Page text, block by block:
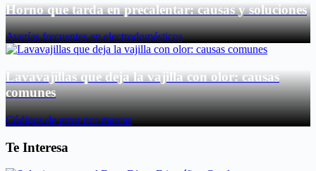
Horno que tarda en precalentar: causas y soluciones
Averías frecuentes en electrodomésticos
Lavavajillas que deja la vajilla con olor: causas
comunes
Códigos de error por marcas
Te Interesa